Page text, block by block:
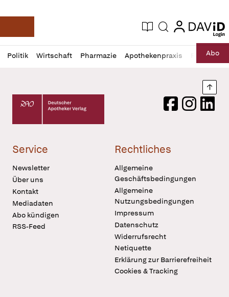
Deutsche Apotheker Zeitung
Aktuelle Ausgabe
Suche login
login
Politik Wirtschaft Pharmazie Apothekenpraxis RechtAbo
Profil
öffnen
Daz
Pur
Deutscher Apotheker Verlag Logo
FacebookInstagram
Service
Newsletter
Über uns
Kontakt
Mediadaten
Abo kündigen
RSS-Feed
Rechtliches
Allgemeine
Geschäftsbedingungen
Allgemeine
Nutzungsbedingungen
Impressum
Datenschutz
Widerrufsrecht
Netiquette
Erklärung zur Barrierefreiheit
Cookies & Tracking